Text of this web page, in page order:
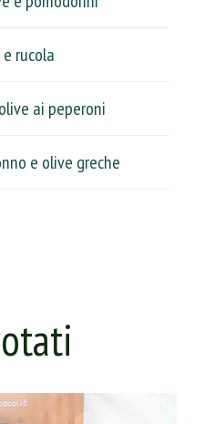
rucola
ai peperoni
e olive greche